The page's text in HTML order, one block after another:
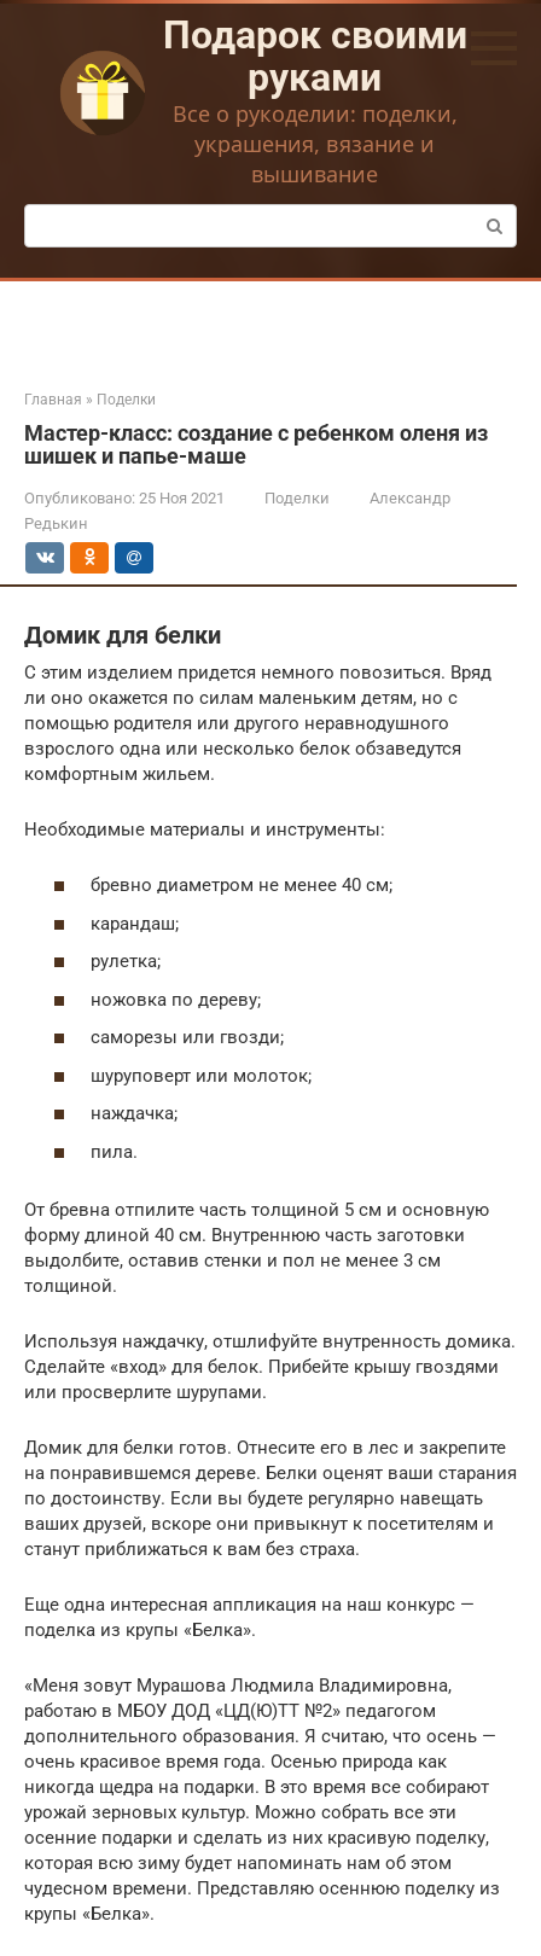
Перейти
контенту
Подарок своими
руками
Все о рукоделии: поделки,
украшения, вязание и
вышивание
Поиск:
Главная » Поделки
Мастер-класс: создание с ребенком оленя из
шишек и папье-маше
Опубликовано: 25 Ноя 2021 Поделки
Александр
Редькин
Домик для белки
С этим изделием придется немного повозиться. Вряд
ли оно окажется по силам маленьким детям, но с
помощью родителя или другого неравнодушного
взрослого одна или несколько белок обзаведутся
комфортным жильем.
Необходимые материалы и инструменты:
бревно диаметром не менее 40 см;
карандаш;
рулетка;
ножовка по дереву;
саморезы или гвозди;
шуруповерт или молоток;
наждачка;
пила.
От бревна отпилите часть толщиной 5 см и основную
форму длиной 40 см. Внутреннюю часть заготовки
выдолбите, оставив стенки и пол не менее 3 см
толщиной.
Используя наждачку, отшлифуйте внутренность домика.
Сделайте «вход» для белок. Прибейте крышу гвоздями
или просверлите шурупами.
Домик для белки готов. Отнесите его в лес и закрепите
на понравившемся дереве. Белки оценят ваши старания
по достоинству. Если вы будете регулярно навещать
ваших друзей, вскоре они привыкнут к посетителям и
станут приближаться к вам без страха.
Еще одна интересная аппликация на наш конкурс —
поделка из крупы «Белка».
«Меня зовут Мурашова Людмила Владимировна,
работаю в МБОУ ДОД «ЦД(Ю)ТТ №2» педагогом
дополнительного образования. Я считаю, что осень —
очень красивое время года. Осенью природа как
никогда щедра на подарки. В это время все собирают
урожай зерновых культур. Можно собрать все эти
осенние подарки и сделать из них красивую поделку,
которая всю зиму будет напоминать нам об этом
чудесном времени. Представляю осеннюю поделку из
крупы «Белка».